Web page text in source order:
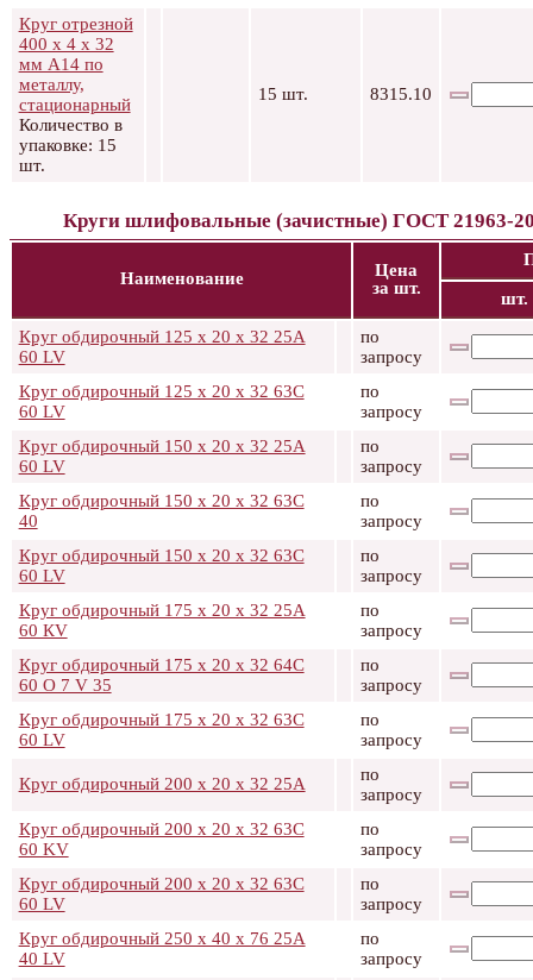
Круг отрезной
400 х 4 х 32
мм А14 по
металлу,
стационарный
Количество в
упаковке: 15
шт.
15 шт. 8315.10
Круги шлифовальные (зачистные) ГОСТ 21963-
Наименование
Цена
за шт.
шт.
Круг обдирочный 125 х 20 х 32 25А
60 LV
по
запросу
Круг обдирочный 125 х 20 х 32 63C
60 LV
по
запросу
Круг обдирочный 150 х 20 х 32 25А
60 LV
по
запросу
Круг обдирочный 150 х 20 х 32 63C
40
по
запросу
Круг обдирочный 150 х 20 х 32 63C
60 LV
по
запросу
Круг обдирочный 175 х 20 х 32 25А
60 КV
по
запросу
Круг обдирочный 175 х 20 х 32 64C
60 O 7 V 35
по
запросу
Круг обдирочный 175 х 20 х 32 63C
60 LV
по
запросу
Круг обдирочный 200 х 20 х 32 25А
по
запросу
Круг обдирочный 200 х 20 х 32 63С
60 KV
по
запросу
Круг обдирочный 200 х 20 х 32 63С
60 LV
по
запросу
Круг обдирочный 250 х 40 х 76 25А
40 LV
по
запросу